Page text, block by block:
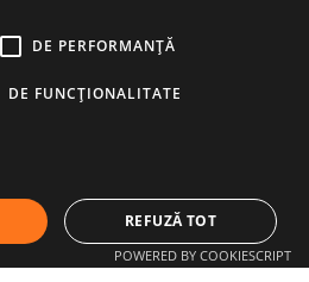
All rights reserved
bycevaconcret.ro
DE PERFORMANȚĂ
DE FUNCŢIONALITATE
REFUZĂ TOT
POWERED BY COOKIESCRIPT